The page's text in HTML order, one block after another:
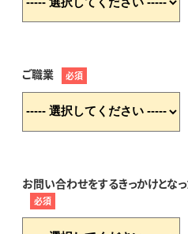
ご職業 必須
お問い合わせをするきっかけとな
必須